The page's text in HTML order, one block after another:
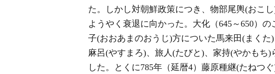
た。しかし対朝鮮政策につき、物部尾輿(おこ
ようやく衰退に向かった。大化（645～650）
子(おおあまのおうじ)方についた馬来田(まく
麻呂(やすまろ)、旅人(たびと)、家持(やかもち
した。とくに785年（延暦4）藤原種継(たねつ